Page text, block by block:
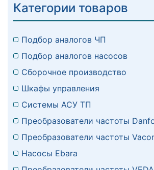
Категории товаров
Подбор аналогов ЧП
Подбор аналогов насосов
Сборочное производство
Шкафы управления
Системы АСУ ТП
Преобразователи частоты
Преобразователи частоты
Насосы Ebara